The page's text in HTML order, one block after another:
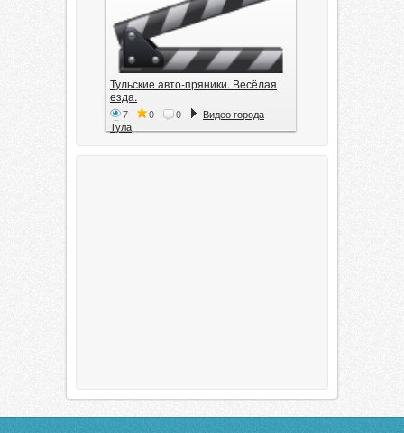
Тульские авто-пряники. Весёлая
езда.
7 0 0
Видео города
Тула
00:20:11